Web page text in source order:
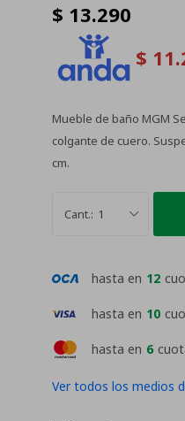
$ 13.290
$
Mueble de baño MGM
colgante de cuero.
cm.
1
hasta en 6
hasta en 12
hasta en 10
Ver todos los medios